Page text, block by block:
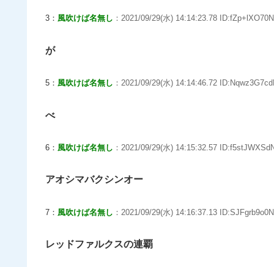
3： 風吹けば名無し ：2021/09/29(水) 14:14:23.78
が
5： 風吹けば名無し ：2021/09/29(水) 14:14:46.72
べ
6： 風吹けば名無し ：2021/09/29(水) 14:15:32.57
アオシマバクシンオー
7： 風吹けば名無し ：2021/09/29(水) 14:16:37.13
レッドファルクスの連覇